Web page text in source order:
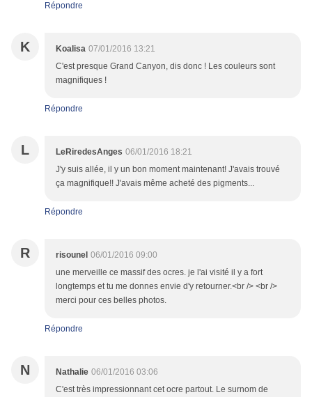
Répondre
K Koalisa 07/01/2016 13:21
C'est presque Grand Canyon, dis donc ! Les couleurs sont
magnifiques !
Répondre
L LeRiredesAnges 06/01/2016 18:21
J'y suis allée, il y un bon moment maintenant! J'avais trouvé
ça magnifique!! J'avais même acheté des pigments...
Répondre
R risounel 06/01/2016 09:00
une merveille ce massif des ocres. je l'ai visité il y a fort
longtemps et tu me donnes envie d'y retourner.<br /> <br />
merci pour ces belles photos.
Répondre
N Nathalie 06/01/2016 03:06
C'est très impressionnant cet ocre partout. Le surnom de